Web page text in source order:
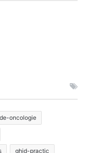
oncologie
ghid-practic